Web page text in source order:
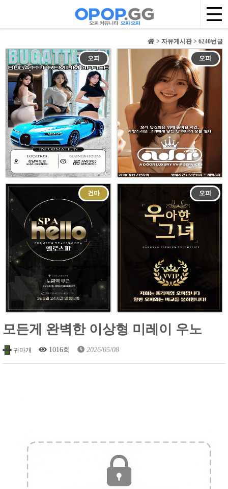
> 자유게시판 > 6240번글
오피 오피
건마 오피
모든게 완벽한 이상형 미레이 우노
귀마개 1016회 2026/05/08